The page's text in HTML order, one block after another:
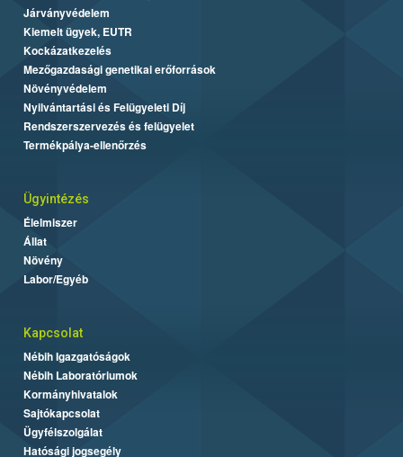
Járványvédelem
Kiemelt ügyek, EUTR
Kockázatkezelés
Mezőgazdasági genetikai erőforrások
Növényvédelem
Nyilvántartási és Felügyeleti Díj
Rendszerszervezés és felügyelet
Termékpálya-ellenőrzés
Ügyintézés
Élelmiszer
Állat
Növény
Labor/Egyéb
Kapcsolat
Nébih Igazgatóságok
Nébih Laboratóriumok
Kormányhivatalok
Sajtókapcsolat
Ügyfélszolgálat
Hatósági jogsegély